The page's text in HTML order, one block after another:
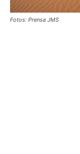
Fotos: Prensa JMS